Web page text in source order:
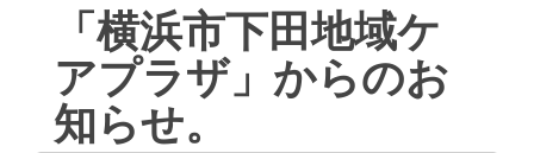
「横浜市下田地域ケ
アプラザ」からのお
知らせ。